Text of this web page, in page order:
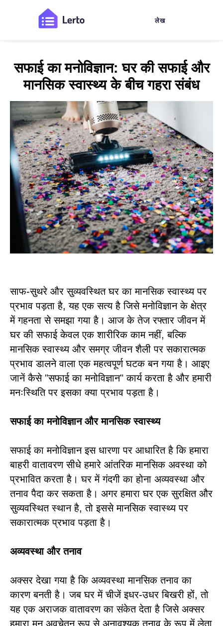
लेख
सफाई का मनोविज्ञान: घर की सफाई और
मानसिक स्वास्थ्य के बीच गहरा संबंध
साफ-सुथरे और सुव्यवस्थित घर का मानसिक स्वास्थ्य पर
प्रभाव पड़ता है, यह एक सत्य है जिसे मनोविज्ञान के क्षेत्र
में गहनता से समझा गया है। आज के तेज रफ्तार जीवन में
घर की सफाई केवल एक शारीरिक काम नहीं, बल्कि
मानसिक स्वास्थ्य और समग्र जीवन शैली पर सकारात्मक
प्रभाव डालने वाला एक महत्वपूर्ण घटक बन गया है। आइए
जानें कैसे "सफाई का मनोविज्ञान" कार्य करता है और हमारी
मनःस्थिति पर इसका क्या प्रभाव पड़ता है।
सफाई का मनोविज्ञान और मानसिक स्वास्थ्य
सफाई का मनोविज्ञान इस धारणा पर आधारित है कि हमारा
बाहरी वातावरण सीधे हमारे आंतरिक मानसिक अवस्था को
प्रभावित करता है। घर में गंदगी का होना अव्यवस्था और
तनाव पैदा कर सकता है। अगर हमारा घर एक सुरक्षित और
सुव्यवस्थित स्थान है, तो इससे मानसिक स्वास्थ्य पर
सकारात्मक प्रभाव पड़ता है।
अव्यवस्था और तनाव
अक्सर देखा गया है कि अव्यवस्था मानसिक तनाव का
कारण बनती है। जब घर में चीजें इधर-उधर बिखरी हों, तो
यह एक अराजक वातावरण का संकेत देता है जिसे अक्सर
हमारा मन अवचेतन रूप से अनावश्यक तनाव के रूप में लेता